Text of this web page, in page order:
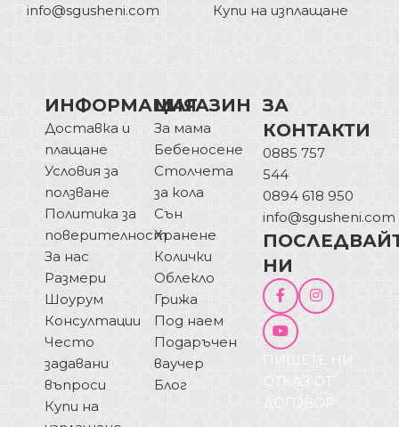
info@sgusheni.com
Купи на изплащане
ИНФОРМАЦИЯ
Доставка и
плащане
Условия за
ползване
Политика за
поверителност
За нас
Размери
Шоурум
Консултации
Често
задавани
въпроси
Купи на
МАГАЗИН
За мама
Бебеносене
Столчета
за кола
Сън
Хранене
Колички
Облекло
Грижа
Под наем
Подаръчен
ваучер
Блог
ЗА
КОНТАКТИ
0885 757
544
0894 618 950
info@sgusheni.com
НИ